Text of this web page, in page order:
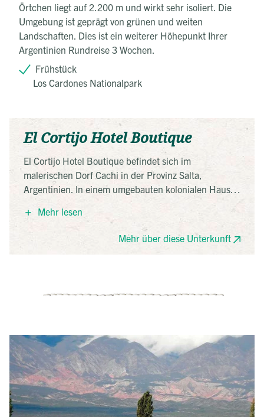
Örtchen liegt auf 2.200 m und wirkt sehr isoliert. Die
Umgebung ist geprägt von grünen und weiten
Landschaften. Dies ist ein weiterer Höhepunkt Ihrer
Argentinien Rundreise 3 Wochen.
Frühstück
Los Cardones Nationalpark
El Cortijo Hotel Boutique
El Cortijo Hotel Boutique befindet sich im
malerischen Dorf Cachi in der Provinz Salta,
Argentinien. In einem umgebauten kolonialen Haus
bietet es Zimmer mit traditioneller argentinischer
Dekoration und kostenlosem WLAN. Gäste können im
beheizten Außenpool entspannen, im Spa-Bereich
Massagen genießen und im Restaurant regionale
Mehr lesen
Mehr über diese Unterkunft